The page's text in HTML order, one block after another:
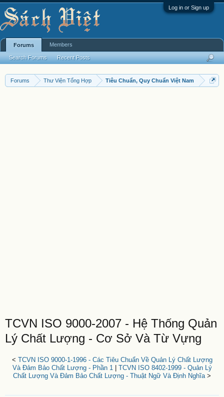
Log in or Sign up
Forums Thư Viện Tổng Hợp Tiêu Chuẩn, Quy Chuẩn Việt Nam
TCVN ISO 9000-2007 - Hệ Thống Quản
Lý Chất Lượng - Cơ Sở Và Từ Vựng
< TCVN ISO 9000-1-1996 - Các Tiêu Chuẩn Về Quản Lý Chất Lượng
Và Đảm Bảo Chất Lượng - Phần 1| TCVN ISO 8402-1999 - Quản Lý
Chất Lượng Và Đảm Bảo Chất Lượng - Thuật Ngữ Và Định Nghĩa>
Forums
Search Forums Recent Posts
Members